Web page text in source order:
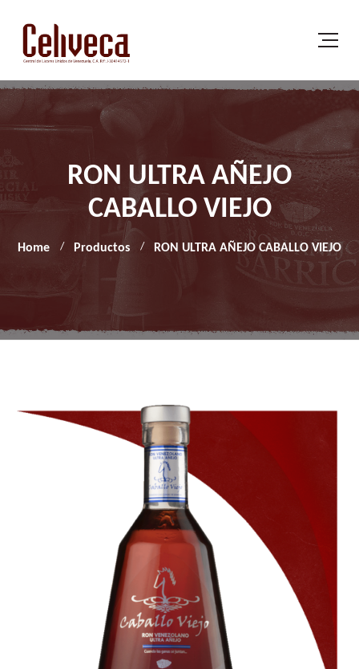
RON ULTRA AÑEJO
CABALLO VIEJO
Home Productos RON ULTRA AÑEJO CABALLO VIEJO